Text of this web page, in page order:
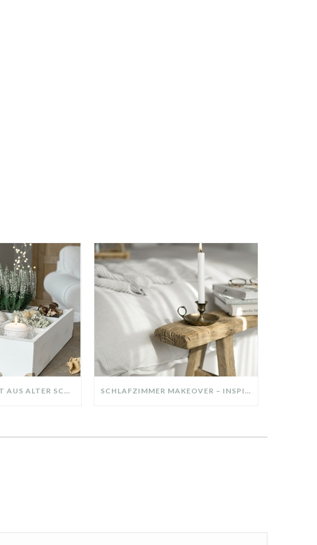
DIY-DEKO-TABLETT AUS ALTER SCHUBLADE – NACHHALTIGE HERBSTDEKO SELBER MACHEN! SCHLAFZIMMER MAKEOVER – INSPIRATION FÜR DEIN SCHLAFZIMMER: AUS ALT MACH NEU – HELL, GEMÜTLICH UND EINLADEND